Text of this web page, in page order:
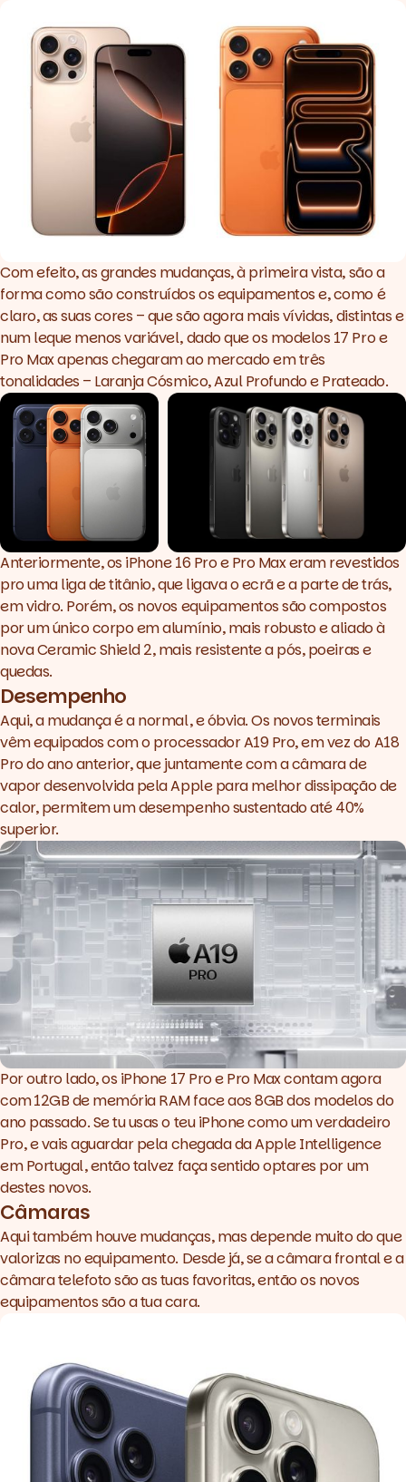
Com efeito, as grandes mudanças, à primeira vista, são a
forma como são construídos os equipamentos e, como é
claro, as suas cores – que são agora mais vívidas, distintas e
num leque menos variável, dado que os modelos 17 Pro e
Pro Max apenas chegaram ao mercado em três
tonalidades – Laranja Cósmico, Azul Profundo e Prateado.
Anteriormente, os iPhone 16 Pro e Pro Max eram revestidos
pro uma liga de titânio, que ligava o ecrã e a parte de trás,
em vidro. Porém, os novos equipamentos são compostos
por um único corpo em alumínio, mais robusto e aliado à
nova Ceramic Shield 2, mais resistente a pós, poeiras e
quedas.
Desempenho
Aqui, a mudança é a normal, e óbvia. Os novos terminais
vêm equipados com o processador A19 Pro, em vez do A18
Pro do ano anterior, que juntamente com a câmara de
vapor desenvolvida pela Apple para melhor dissipação de
calor, permitem um desempenho sustentado até 40%
superior.
Por outro lado, os iPhone 17 Pro e Pro Max contam agora
com12GB de memória RAM face aos 8GB dos modelos do
ano passado. Se tu usas o teu iPhone como um verdadeiro
Pro, e vais aguardar pela chegada da Apple Intelligence
em Portugal, então talvez faça sentido optares por um
destes novos.
Câmaras
Aqui também houve mudanças, mas depende muito do que
valorizas no equipamento. Desde já, se a câmara frontal e a
câmara telefoto são as tuas favoritas, então os novos
equipamentos são a tua cara.